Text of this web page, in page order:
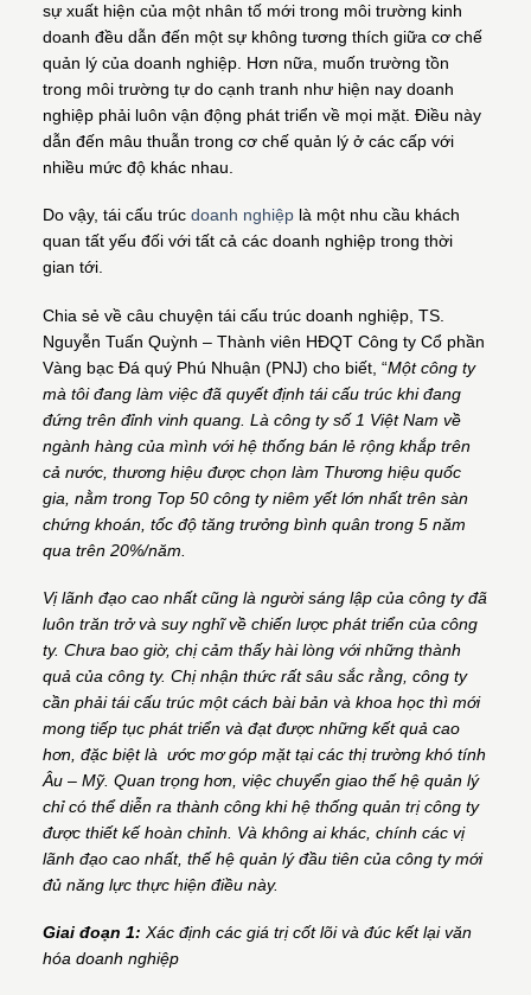
sự xuất hiện của một nhân tố mới trong môi trường kinh
doanh đều dẫn đến một sự không tương thích giữa cơ chế
quản lý của doanh nghiệp. Hơn nữa, muốn trường tồn
trong môi trường tự do cạnh tranh như hiện nay doanh
nghiệp phải luôn vận động phát triển về mọi mặt. Điều này
dẫn đến mâu thuẫn trong cơ chế quản lý ở các cấp với
nhiều mức độ khác nhau.
Do vậy, tái cấu trúcdoanh nghiệp là một nhu cầu khách
quan tất yếu đối với tất cả các doanh nghiệp trong thời
gian tới.
Chia sẻ về câu chuyện tái cấu trúc doanh nghiệp, TS.
Nguyễn Tuấn Quỳnh – Thành viên HĐQT Công ty Cổ phần
Vàng bạc Đá quý Phú Nhuận (PNJ) cho biết, “Một công ty
mà tôi đang làm việc đã quyết định tái cấu trúc khi đang
đứng trên đỉnh vinh quang. Là công ty số 1 Việt Nam về
ngành hàng của mình với hệ thống bán lẻ rộng khắp trên
cả nước, thương hiệu được chọn làm Thương hiệu quốc
gia, nằm trong Top 50 công ty niêm yết lớn nhất trên sàn
chứng khoán, tốc độ tăng trưởng bình quân trong 5 năm
qua trên 20%/năm.
Vị lãnh đạo cao nhất cũng là người sáng lập của công ty đã
luôn trăn trở và suy nghĩ về chiến lược phát triển của công
ty. Chưa bao giờ, chị cảm thấy hài lòng với những thành
quả của công ty. Chị nhận thức rất sâu sắc rằng, công ty
cần phải tái cấu trúc một cách bài bản và khoa học thì mới
mong tiếp tục phát triển và đạt được những kết quả cao
hơn, đặc biệt là ước mơ góp mặt tại các thị trường khó tính
Âu – Mỹ. Quan trọng hơn, việc chuyển giao thế hệ quản lý
chỉ có thể diễn ra thành công khi hệ thống quản trị công ty
được thiết kế hoàn chỉnh. Và không ai khác, chính các vị
lãnh đạo cao nhất, thế hệ quản lý đầu tiên của công ty mới
đủ năng lực thực hiện điều này.
Giai đoạn 1: Xác định các giá trị cốt lõi và đúc kết lại văn
hóa doanh nghiệp